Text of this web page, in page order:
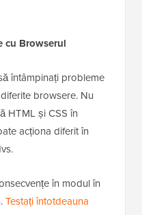
cu Browserul
întâmpinați probleme
browsere. Nu
HTML și CSS în
acționa diferit în
în modul în
Testați întotdeauna